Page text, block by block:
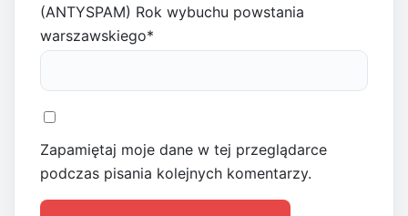
(ANTYSPAM) Rok wybuchu powstania
warszawskiego*
Zapamiętaj moje dane w tej przeglądarce
podczas pisania kolejnych komentarzy.